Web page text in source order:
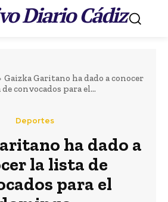
a atacar
Diario Cádiz.
Gaizka Garitano ha dado a conocer
convocados para el...
Deportes
ha dado a
la lista de
para el